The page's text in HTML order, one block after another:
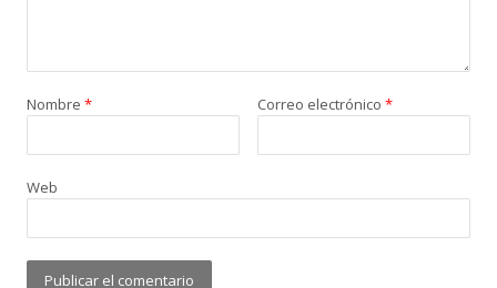
Nombre * Correo electrónico *
Web